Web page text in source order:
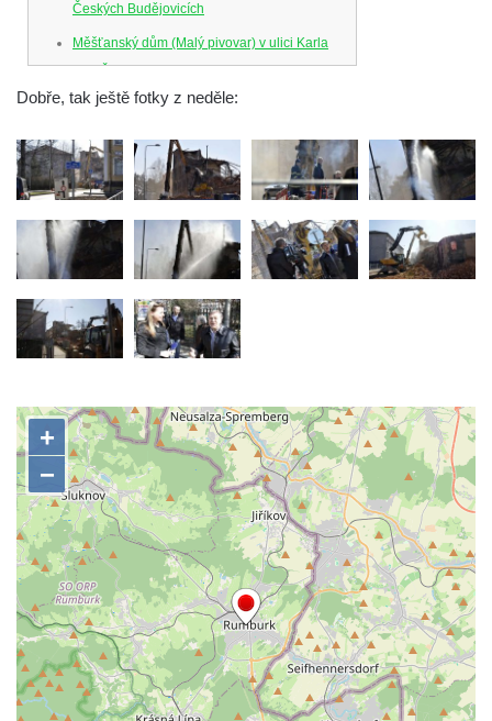
Českých Budějovicích
Měšťanský dům (Malý pivovar) v ulici Karla
Dům U Ferusů na Senovážném náměstí v
Solnice na Piaristickém náměstí v Českých
Budějovicích
Biskupská rezidence v Českých
Budějovicích
či Kaplanka
Fara v Římově
Rumburku
Pobočka Německé zemědělské a
průmyslové banky čp. 852/30 v Rumburku
Gymnázium v Rumburku
Budova čp. 1066/3 (Základní škola Tyršova)
v Rumburku
Dům čp. 100/5 na Lužickém náměstí v
Rumburku
Dům čp. 105/10 na Lužickém náměstí v
Rumburku
Dobře, tak ještě fotky z neděle: